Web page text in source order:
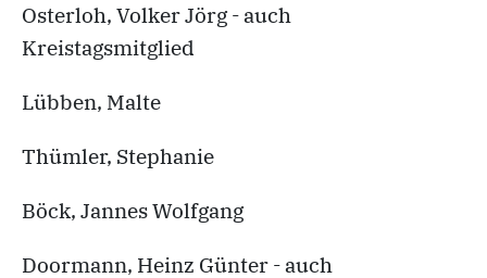
Osterloh, Volker Jörg - auch
Kreistagsmitglied
Lübben, Malte
Thümler, Stephanie
Böck, Jannes Wolfgang
Doormann, Heinz Günter - auch